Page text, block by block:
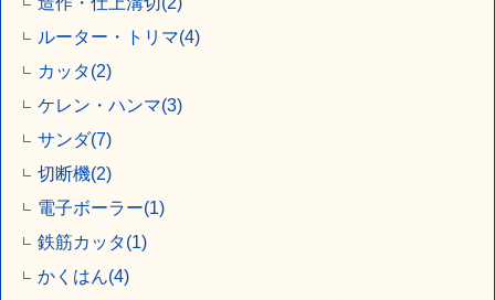
ルーター・トリマ(4)
カッタ(2)
ケレン・ハンマ(3)
サンダ(7)
切断機(2)
電子ボーラー(1)
鉄筋カッタ(1)
かくはん(4)